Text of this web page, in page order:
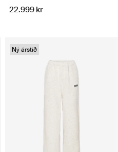
22.999 kr
Ný árstíð